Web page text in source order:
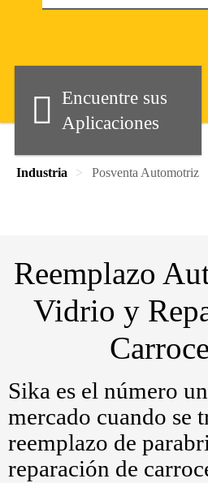
Encuentre sus
Aplicaciones
Industria Posventa Automotriz
Reemplazo
Vidrio y
Sika es el número
mercado cuando se
reemplazo de
reparación de